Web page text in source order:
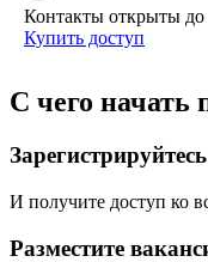
Контакты открыты до
Купить доступ
С чего начать
Зарегистрируйтесь
И получите доступ ко
Разместите